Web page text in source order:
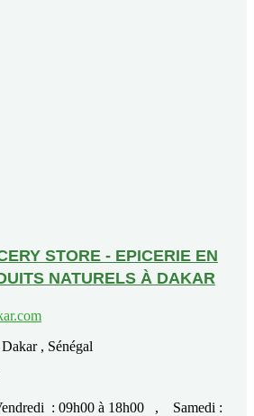
STORE - EPICERIE EN
NATURELS À DAKAR
, Sénégal
: 09h00 à 18h00 , Samedi :